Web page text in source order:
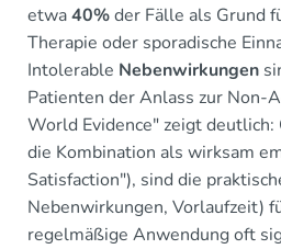
etwa40%der Fälle als Grund
Therapie oder sporadische
Intolerable Nebenwirkungen
Patienten der Anlass zur Non-
World Evidence" zeigt
die Kombination als wirksam
Satisfaction"), sind die
Nebenwirkungen, Vorlaufzeit)
regelmäßige Anwendung oft